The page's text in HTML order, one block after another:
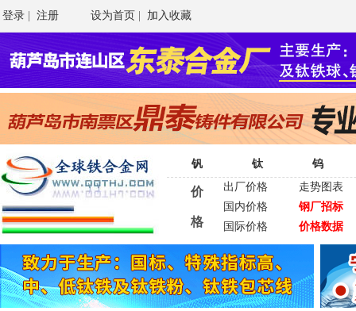
登录| 注册 设为首页 加入收藏
钒 钛 钨
价
格
出厂价格
走势图表
国内价格
钢厂招标
国际价格
价格数据